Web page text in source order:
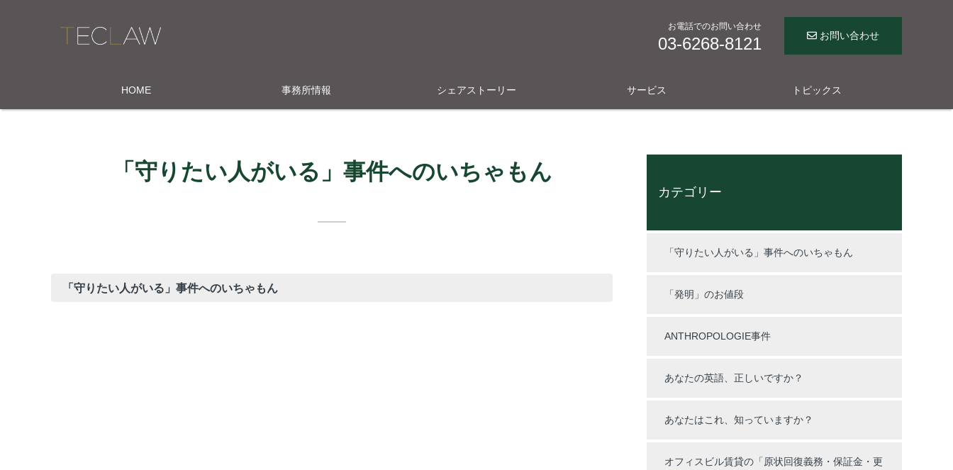
お電話でのお問い合わせ
03-6268-8121 お問い合わせ
HOME 事務所情報 シェアストーリー サービス トピックス
「守りたい人がいる」事件へのいちゃもん
「守りたい人がいる」事件へのいちゃもん
カテゴリー
「守りたい人がいる」事件へのいちゃもん
「発明」のお値段
ANTHROPOLOGIE事件
あなたの英語、正しいですか？
あなたはこれ、知っていますか？
オフィスビル賃貸の「原状回復義務・保証金・更